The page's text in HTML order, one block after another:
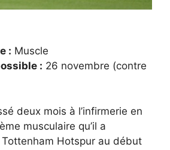
: Muscle
: 26 novembre (contre
deux mois à l’infirmerie en
musculaire qu’il a
Hotspur au début